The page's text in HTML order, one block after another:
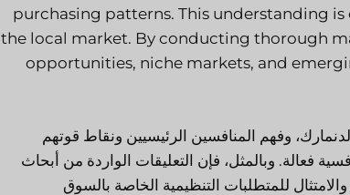
purchasing patterns. This understanding
the local market. By conducting thorough
opportunities, niche markets, and
وفهم المنافسين الرئيسيين ونقاط قوتهم
فعالة. وبالمثل، فإن التعليقات الواردة من أبحاث
للمتطلبات التنظيمية الخاصة بالسوق